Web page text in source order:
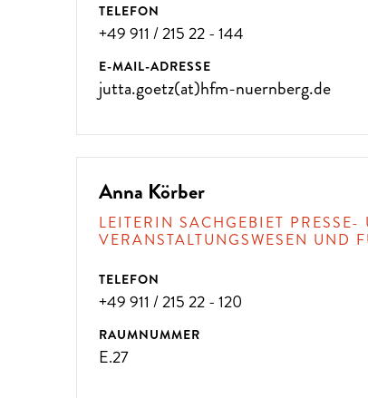
ÜBER 300
TELEFON
+49 911 / 215 22 - 144
E-MAIL-ADRESSE
jutta.goetz(at)hfm-nuernberg.de
Anna Körber
LEITERIN SACHGEBIET
VERANSTALTUNGSWESEN UND
TELEFON
+49 911 / 215 22 - 120
RAUMNUMMER
E.27